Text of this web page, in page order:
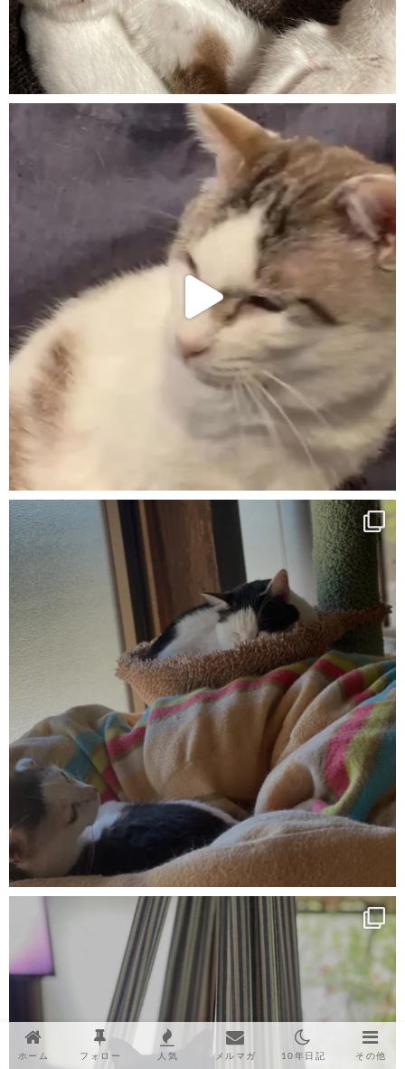
ホーム フォロー 人気 メルマガ 10年日記 その他